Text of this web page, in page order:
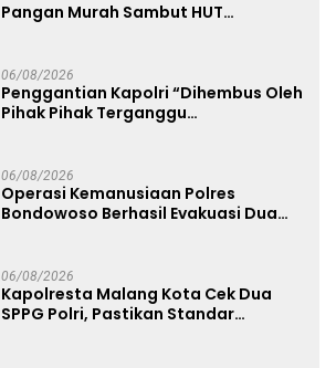
Pangan Murah Sambut HUT
06/08/2026
Penggantian Kapolri “Dihembus Oleh
Pihak Pihak Terganggu
06/08/2026
Operasi Kemanusiaan Polres
Bondowoso Berhasil Evakuasi Dua
06/08/2026
Kapolresta Malang Kota Cek Dua
SPPG Polri, Pastikan Standar